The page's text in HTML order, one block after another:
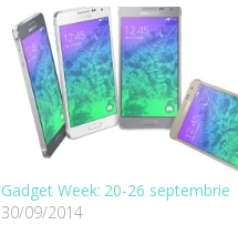
Gadget Week: 20-26 septembrie
30/09/2014